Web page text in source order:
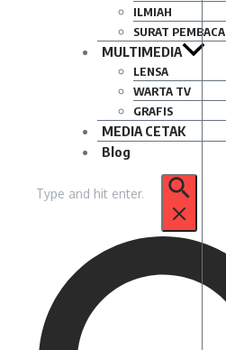
ILMIAH
SURAT PEMBACA
MULTIMEDIA
LENSA
WARTA TV
GRAFIS
MEDIA CETAK
Blog
untuk: